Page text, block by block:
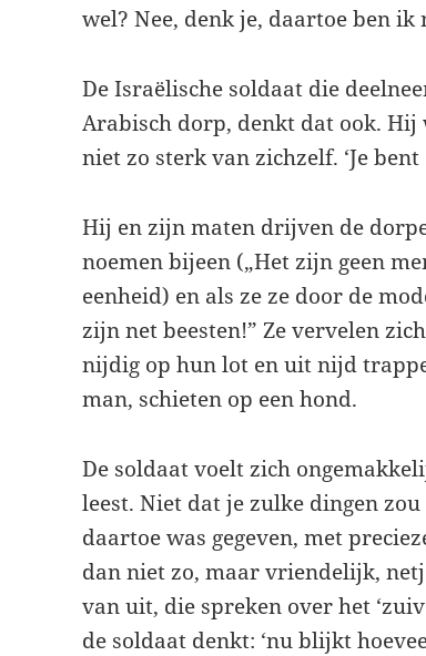
wel? Nee, denk je, daartoe ben ik
De Israëlische soldaat die
Arabisch dorp, denkt dat ook.
niet zo sterk van zichzelf. ‘Je bent
Hij en zijn maten drijven de
noemen bijeen („Het zijn geen
eenheid) en als ze ze door de
zijn net beesten!” Ze vervelen
nijdig op hun lot en uit nijd
man, schieten op een hond.
De soldaat voelt zich
leest. Niet dat je zulke dingen
daartoe was gegeven, met
dan niet zo, maar vriendelijk,
van uit, die spreken over het
de soldaat denkt: ‘nu blijkt